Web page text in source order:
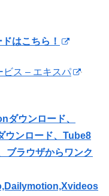
はこちら！
ビス – エキスパ
ダウンロード、
ウンロード、Tube8
ブラウザからワンク